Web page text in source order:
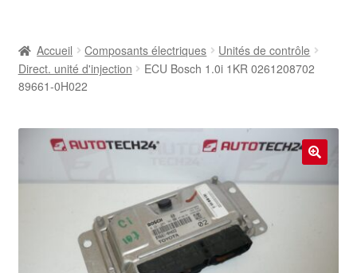
Contact
Livraison internationale
Paiements
Accueil Composants électriques
Unités de contrôle
Direct. unité d'injection
ECU Bosch 1.0i 1KR 0261208702
89661-0H022